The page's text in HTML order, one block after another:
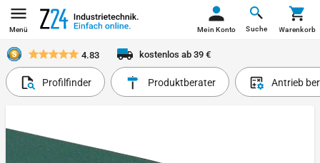
Menü Suche
Mein Konto Warenkorb
4.83 kostenlos ab 39 €
Profilfinder Produktberater Antrieb